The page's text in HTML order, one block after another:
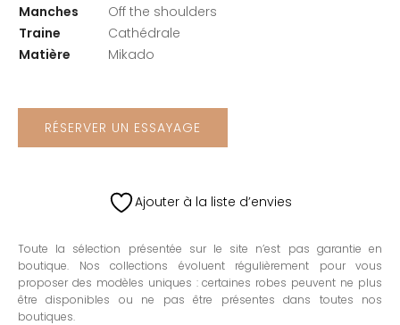
Manches
Off the shoulders
Traine
Cathédrale
Matière
Mikado
RÉSERVER UN ESSAYAGE
Ajouter à la liste d’envies
Toute la sélection présentée sur le site n’est pas garantie en
boutique. Nos collections évoluent régulièrement pour vous
proposer des modèles uniques : certaines robes peuvent ne plus
être disponibles ou ne pas être présentes dans toutes nos
boutiques.